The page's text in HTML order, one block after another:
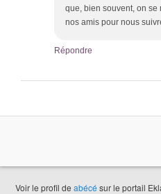
que, bien souvent, on se
nos amis pour nous
Répondre
Voir le profil deabécé sur le portail